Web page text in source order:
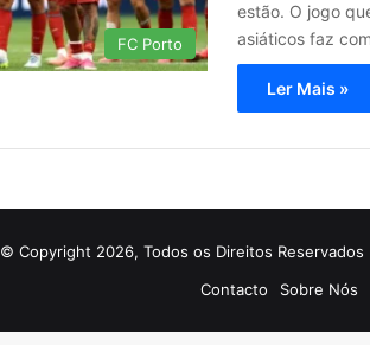
FC Porto
estão. O jogo
asiáticos faz
Ler Mais »
© Copyright 2026, Todos os Direitos
Contacto
Sobre Nós